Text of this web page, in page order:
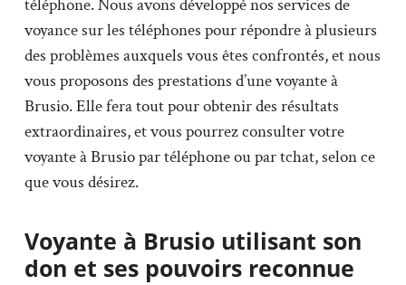
téléphone. Nous avons développé nos services de
voyance sur les téléphones pour répondre à plusieurs
des problèmes auxquels vous êtes confrontés, et nous
vous proposons des prestations d’une voyante à
Brusio. Elle fera tout pour obtenir des résultats
extraordinaires, et vous pourrez consulter votre
voyante à Brusio par téléphone ou par tchat, selon ce
que vous désirez.
Voyante à Brusio utilisant son
don et ses pouvoirs reconnue